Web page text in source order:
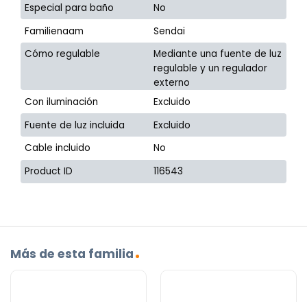
Especial para baño
No
Familienaam
Sendai
Cómo regulable
Mediante una fuente de luz
regulable y un regulador
externo
Con iluminación
Excluido
Fuente de luz incluida
Excluido
Cable incluido
No
Product ID
116543
Más de esta familia